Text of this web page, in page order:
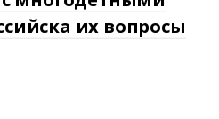
их вопросы